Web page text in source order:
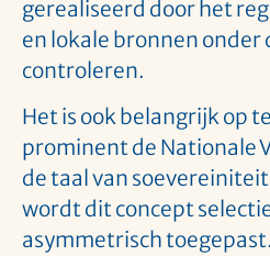
gerealiseerd door het
en lokale bronnen onder
controleren.
Het is ook belangrijk op
prominent de Nationale
de taal van
wordt dit concept
asymmetrisch